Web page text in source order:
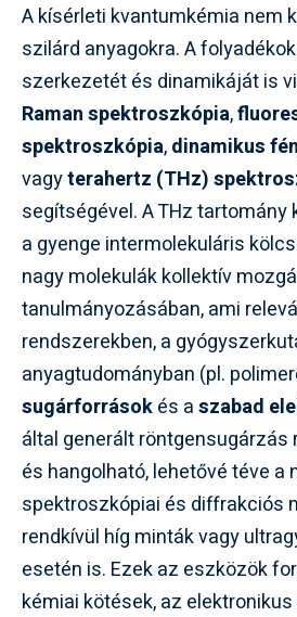
A kísérleti kvantumkémia nem
szilárd anyagokra. A
szerkezetét és dinamikáját is
Raman spektroszkópia,
spektroszkópia,dinamikus
vagyterahertz (THz)
segítségével. A THz tartomány
a gyenge intermolekuláris
nagy molekulák kollektív
tanulmányozásában, ami
rendszerekben, a
anyagtudományban (pl.
sugárforrásokés aszabad
által generált röntgensugárzás
és hangolható, lehetővé téve a
spektroszkópiai és diffrakciós
rendkívül híg minták vagy
esetén is. Ezek az eszközök
kémiai kötések, az